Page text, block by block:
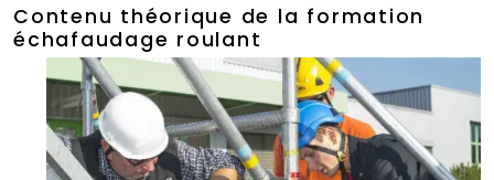
Contenu théorique de la formation
échafaudage roulant